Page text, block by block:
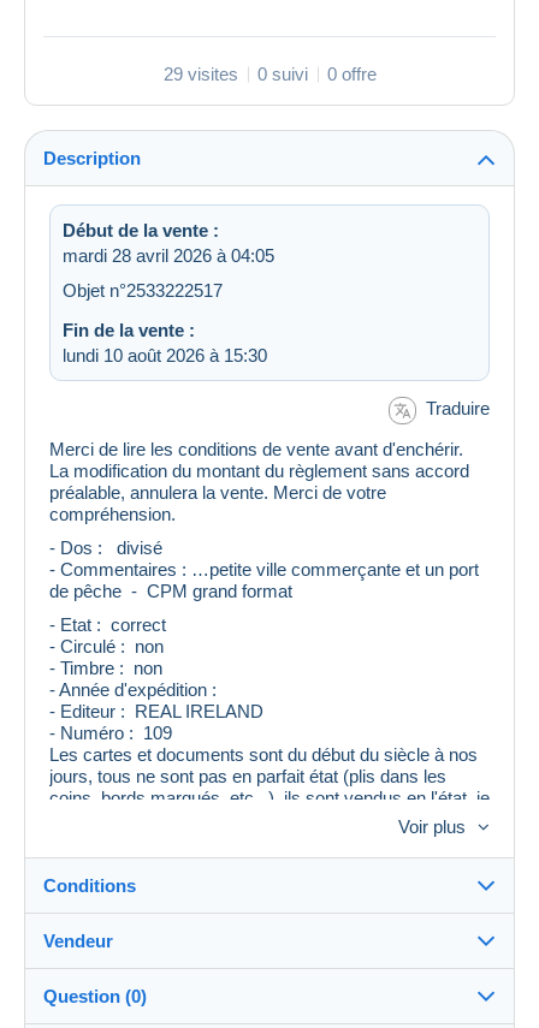
29 visites 0 suivi 0 offre
Description
Début de la vente :
mardi 28 avril 2026 à 04:05
Objet n°2533222517
Fin de la vente :
lundi 10 août 2026 à 15:30
Traduire
Merci de lire les conditions de vente avant d'enchérir.
La modification du montant du règlement sans accord
préalable, annulera la vente. Merci de votre
compréhension.
- Dos : divisé
- Commentaires : …petite ville commerçante et un port
de pêche - CPM grand format
- Etat : correct
- Circulé : non
- Timbre : non
- Année d'expédition :
- Editeur : REAL IRELAND
- Numéro : 109
Les cartes et documents sont du début du siècle à nos
jours, tous ne sont pas en parfait état (plis dans les
coins, bords marqués, etc...), ils sont vendus en l'état, je
mentionne le maximum de renseignements, mais un
Si vous avez le moindre doute, merci de me contacter
avant d'enchérir, je vous répondrai avec plaisir.
Voir plus
Conditions
Destination :
Voir la liste des pays
Vendeur
Question (0)